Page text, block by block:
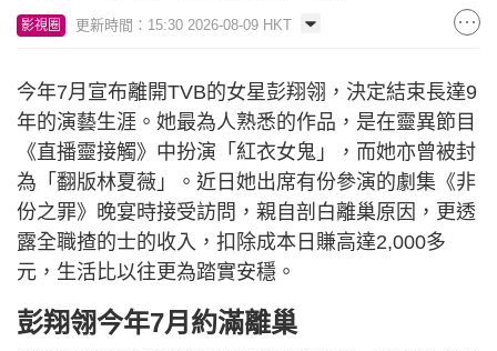
影視圈 更新時間：15:30 2026-08-09 HKT
今年7月宣布離開TVB的女星彭翔翎，決定結束長達9
年的演藝生涯。她最為人熟悉的作品，是在靈異節目
《直播靈接觸》中扮演「紅衣女鬼」，而她亦曾被封
為「翻版林夏薇」。近日她出席有份參演的劇集《非
份之罪》晚宴時接受訪問，親自剖白離巢原因，更透
露全職揸的士的收入，扣除成本日賺高達2,000多
元，生活比以往更為踏實安穩。
彭翔翎今年7月約滿離巢